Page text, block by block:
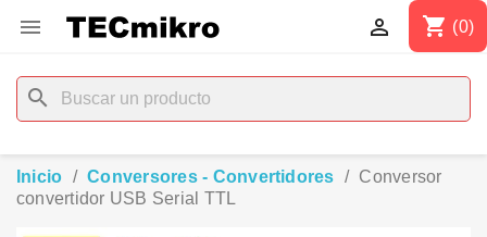
 shopping_cart (0)

search
Inicio Conversores - Convertidores
Conversor
convertidor USB Serial TTL